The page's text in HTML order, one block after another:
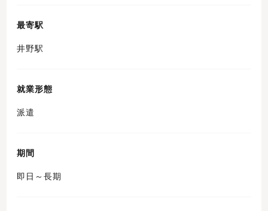
最寄駅
井野駅
就業形態
派遣
期間
即日～長期